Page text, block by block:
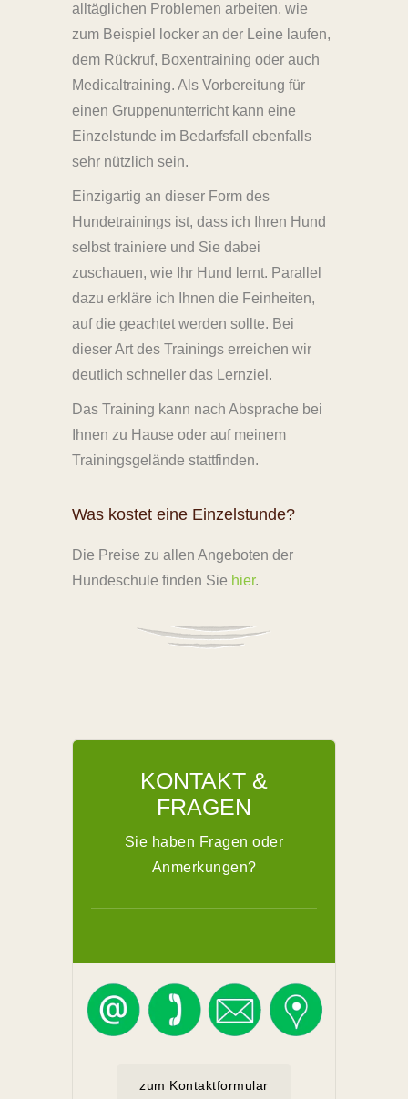
alltäglichen Problemen arbeiten, wie
zum Beispiel locker an der Leine laufen,
dem Rückruf, Boxentraining oder auch
Medicaltraining. Als Vorbereitung für
einen Gruppenunterricht kann eine
Einzelstunde im Bedarfsfall ebenfalls
sehr nützlich sein.
Einzigartig an dieser Form des
Hundetrainings ist, dass ich Ihren Hund
selbst trainiere und Sie dabei
zuschauen, wie Ihr Hund lernt. Parallel
dazu erkläre ich Ihnen die Feinheiten,
auf die geachtet werden sollte. Bei
dieser Art des Trainings erreichen wir
deutlich schneller das Lernziel.
Das Training kann nach Absprache bei
Ihnen zu Hause oder auf meinem
Trainingsgelände stattfinden.
Was kostet eine Einzelstunde?
Die Preise zu allen Angeboten der
Hundeschule finden Sie hier.
KONTAKT &
FRAGEN
Sie haben Fragen oder
Anmerkungen?
zum Kontaktformular